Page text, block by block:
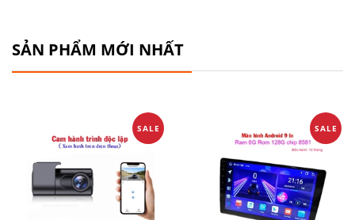
SẢN PHẨM MỚI NHẤT
SALE SALE